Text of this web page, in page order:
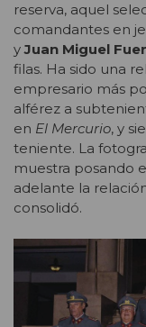
reserva, aquel
comandantes en
yJuan Miguel
filas. Ha sido una
empresario más
alférez a
en El Mercurio, y
teniente. La
muestra posando
adelante la
consolidó.